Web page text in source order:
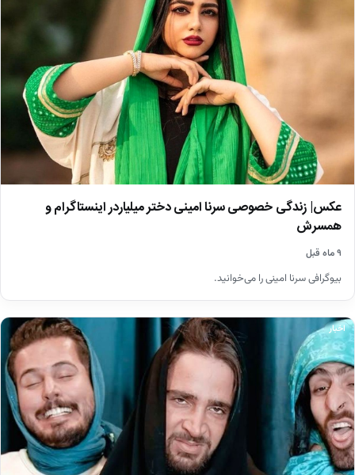
عکس| زندگی خصوصی سرنا امینی دختر میلیاردر اینستاگرام و
همسرش
۹ ماه قبل
بیوگرافی سرنا امینی را می‌خوانید.
اخبار